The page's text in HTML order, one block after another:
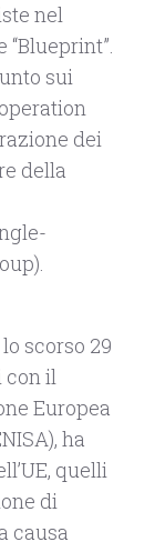
nel
sui
dei
della
scorso 29
con il
Europea
ha
quelli
di
causa